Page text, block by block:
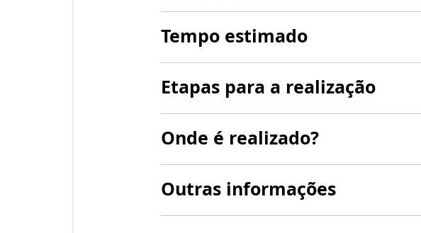
Tempo estimado
Etapas para a realização
Onde é realizado?
Outras informações